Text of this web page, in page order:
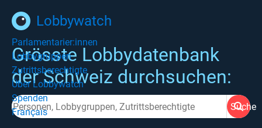
Lobbywatch
Parlamentarier:innen
Lobbygruppen
Zutrittsberechtigte
Über Lobbywatch
Spenden
Français
Grösste Lobbydatenbank
der Schweiz durchsuchen:
Suche